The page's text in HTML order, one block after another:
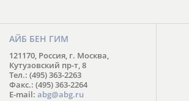
АЙБ БЕН ГИМ
121170, Россия, г. Москва,
Кутузовский пр-т, 8
Тел.: (495) 363-2263
Факс.: (495) 363-2264
E-mail: abg@abg.ru